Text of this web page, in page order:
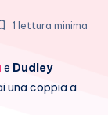
1 lettura minima
e Dudley
una coppia a